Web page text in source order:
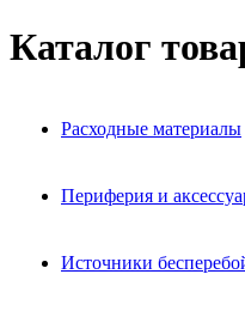
Каталог
Расходные материалы
Периферия и
Источники